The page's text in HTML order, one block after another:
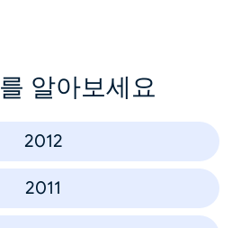
알아보세요
2012
2011